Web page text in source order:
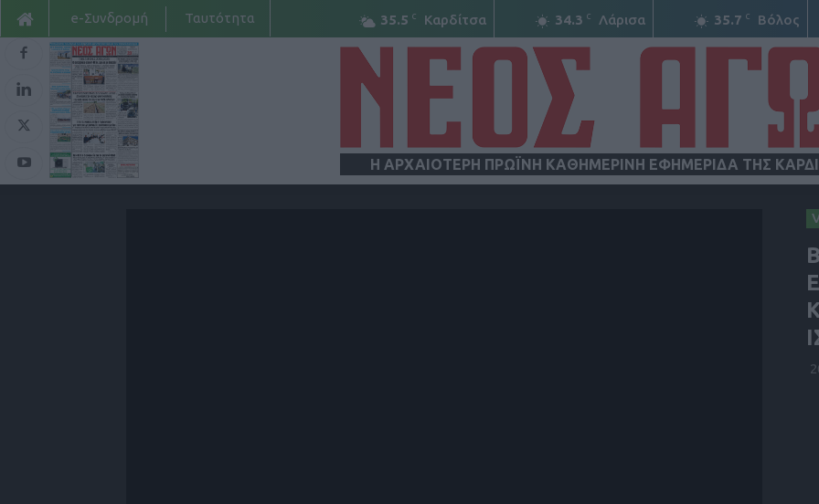
35.5 C Καρδίτσα 34.3 C Λάρισα 35.7 C Βόλος
e-Συνδρομή Ταυτότητα
Η ΑΡΧΑΙΟΤΕΡΗ ΠΡΩΪΝΗ ΚΑΘΗΜΕΡΙΝΗ ΕΦΗΜΕΡΙΔΑ ΤΗΣ